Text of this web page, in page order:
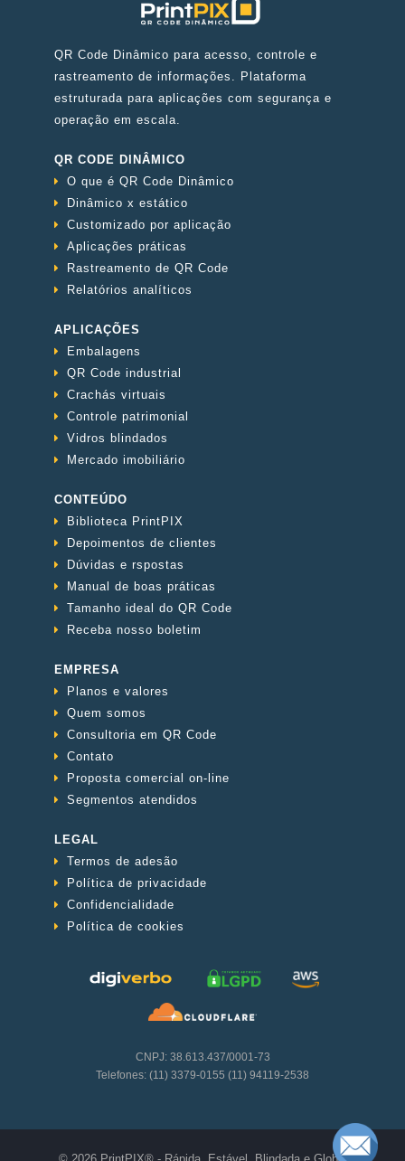
QR Code Dinâmico para acesso, controle e
rastreamento de informações. Plataforma
estruturada para aplicações com segurança e
operação em escala.
QR CODE DINÂMICO
O que é QR Code Dinâmico
Dinâmico x estático
Customizado por aplicação
Aplicações práticas
Rastreamento de QR Code
Relatórios analíticos
APLICAÇÕES
Embalagens
QR Code industrial
Crachás virtuais
Controle patrimonial
Vidros blindados
Mercado imobiliário
CONTEÚDO
Biblioteca PrintPIX
Depoimentos de clientes
Dúvidas e rspostas
Manual de boas práticas
Tamanho ideal do QR Code
Receba nosso boletim
EMPRESA
Planos e valores
Quem somos
Consultoria em QR Code
Contato
Proposta comercial on-line
Segmentos atendidos
LEGAL
Termos de adesão
Política de privacidade
Confidencialidade
Política de cookies
CNPJ: 38.613.437/0001-73
Telefones: (11) 3379-0155 (11) 94119-2538